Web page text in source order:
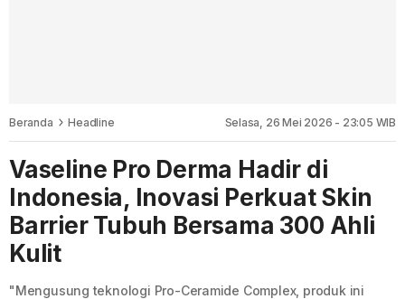
Beranda Headline Selasa, 26 Mei 2026 - 23:05 WIB
Vaseline Pro Derma Hadir di
Indonesia, Inovasi Perkuat Skin
Barrier Tubuh Bersama 300 Ahli
Kulit
"Mengusung teknologi Pro-Ceramide Complex, produk ini